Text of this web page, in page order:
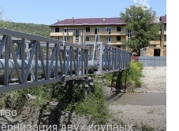
двух крупных